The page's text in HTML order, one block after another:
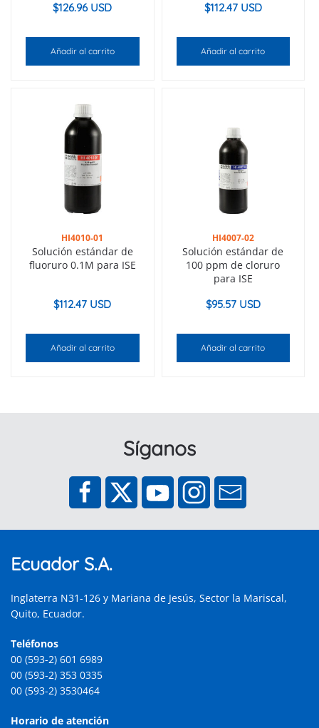
$126.96 USD
Añadir al carrito
$112.47 USD
Añadir al carrito
HI4010-01
Solución estándar de
fluoruro 0.1M para ISE
$112.47 USD
Añadir al carrito
HI4007-02
Solución estándar de
100 ppm de cloruro
para ISE
$95.57 USD
Añadir al carrito
Síganos
Ecuador S.A.
Inglaterra N31-126 y Mariana de Jesús, Sector la Mariscal,
Quito, Ecuador.
Teléfonos
00 (593-2) 601 6989
00 (593-2) 353 0335
00 (593-2) 3530464
Horario de atención